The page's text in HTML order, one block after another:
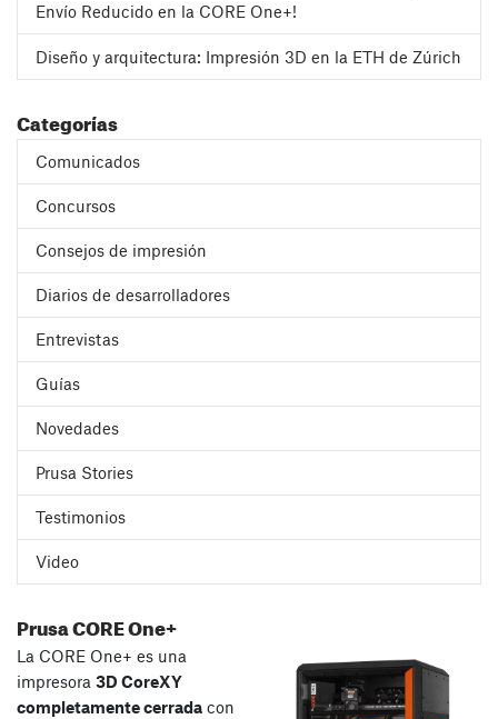
Envío Reducido en la CORE One+!
Diseño y arquitectura: Impresión 3D en la ETH de Zúrich
Categorías
Comunicados
Concursos
Consejos de impresión
Diarios de desarrolladores
Entrevistas
Guías
Novedades
Prusa Stories
Testimonios
Video
Prusa CORE One+
La CORE One+ es una
impresora 3D CoreXY
completamente cerrada con